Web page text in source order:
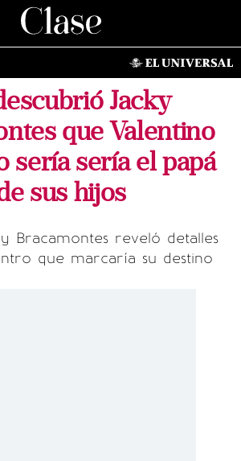
Jacky
que Valentino
sería sería el papá
sus hijos
Bracamontes reveló detalles
que marcaría su destino